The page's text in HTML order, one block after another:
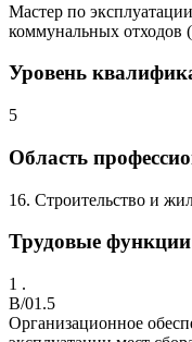
Мастер по
коммунальных отходов
Уровень
5
Область
16. Строительство и
Трудовые
1 .
B/01.5
Организационное